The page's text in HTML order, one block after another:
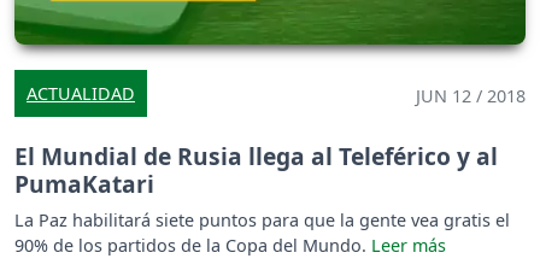
ACTUALIDAD JUN 12 / 2018
El Mundial de Rusia llega al Teleférico y al
PumaKatari
La Paz habilitará siete puntos para que la gente vea gratis el
90% de los partidos de la Copa del Mundo.